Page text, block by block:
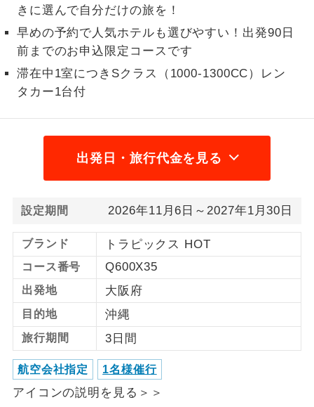
きに選んで自分だけの旅を！
早めの予約で人気ホテルも選びやすい！出発90日
前までのお申込限定コースです
滞在中1室につきSクラス（1000-1300CC）レン
タカー1台付
出発日・旅行代金を見る
設定期間 2026年11月6日～2027年1月30日
ブランド トラピックス HOT
コース番号 Q600X35
出発地 大阪府
目的地 沖縄
旅行期間 3日間
航空会社指定 1名様催行
アイコンの説明を見る＞＞
加限定
スです。
1名様1室同代
金
1名様1室利用でも追加料金がかからない
ご夫婦限定
ご夫婦限定でご参加いただけるコースで
女性限定
女性限定でご参加いただけるコースで
年齢制限あり
ご参加にあたり年齢に制限があるコース
航空会社指定
利用航空会社が指定なので、ご出発の計
画にとても便利です。
ホテル指定
ご紹介するホテルを指定したコースで
す。
おひとり様バ
ス2席利用
おひとり様でバス席を2席利⽤できま